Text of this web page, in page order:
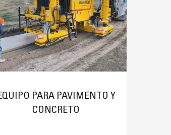
PARA PAVIMENTO Y
CONCRETO